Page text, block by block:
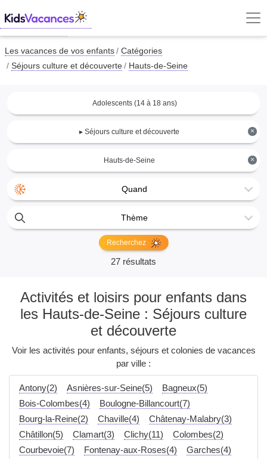
Les vacances de vos enfants
Catégories
Séjours culture et découverte
Hauts-de-Seine
Adolescents (14 à 18 ans)
×
▸ Séjours culture et découverte
×
Hauts-de-Seine
Quand
Thème
Recherchez
27 résultats
Activités et loisirs pour enfants dans
les Hauts-de-Seine : Séjours culture
et découverte
Voir les activités pour enfants, séjours et colonies de vacances
par ville :
Antony(2) Asnières-sur-Seine(5)
Bagneux(5)
Bois-Colombes(4)
Boulogne-Billancourt(7)
Bourg-la-Reine(2)
Chaville(4)
Châtenay-Malabry(3)
Châtillon(5)
Clamart(3) Clichy(11)
Colombes(2)
Courbevoie(7)
Fontenay-aux-Roses(4)
Garches(4)